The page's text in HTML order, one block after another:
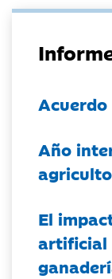
Año
El
artificial